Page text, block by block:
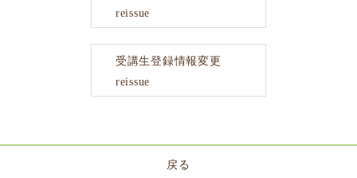
reissue
受講生登録情報変更
reissue
戻る